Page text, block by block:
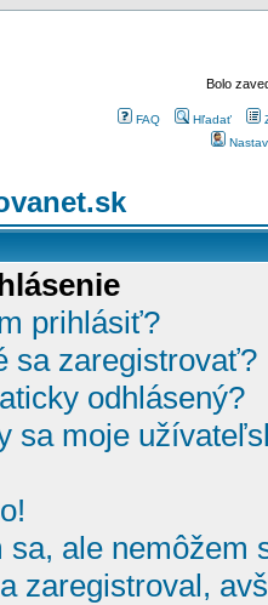
Bolo
FAQ Hľadať
prihlásiť?
sa zaregistrovať?
odhlásený?
sa moje
sa, ale nemôžem
zaregistroval,